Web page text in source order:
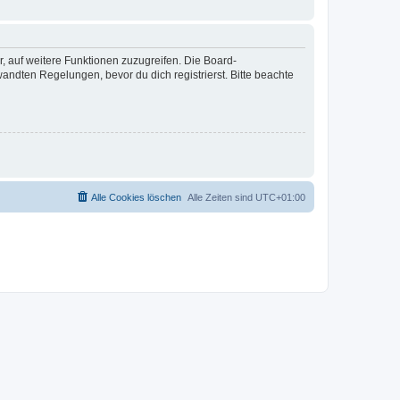
auf weitere Funktionen zuzugreifen. Die Board-
Regelungen, bevor du dich registrierst. Bitte beachte
Alle Zeiten sind UTC+01:00
Alle Cookies löschen